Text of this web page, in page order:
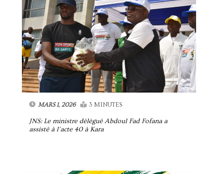
MARS 1, 2026 3 MINUTES
JNS: Le ministre délégué Abdoul Fad Fofana a
assisté à l’acte 40 à Kara